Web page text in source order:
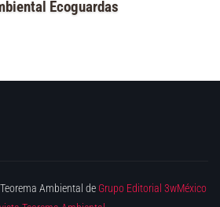
Ecoguardas
Ambiental de Grupo Editorial 3wMéxico